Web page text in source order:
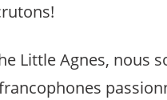
Little Agnes, nous